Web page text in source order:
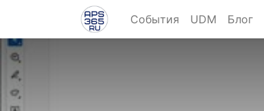
События UDM Блог